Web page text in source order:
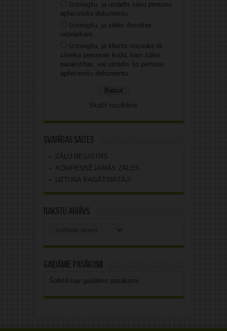
Izsniegšu, ja uzrādīs savu personu
apliecinošu dokumentu.
Izsniegšu, ja zāles domātas
radiniekam.
Izsniegšu, ja klients nosauks tā
cilvēka personas kodu, kam zāles
parakstītas, vai uzrādīs šo personu
apliecinošu dokumentu.
Skatīt rezultātus
Svarīgas saites
ZĀĻU REĢISTRS
KOMPENSĒJAMĀS ZĀLES
UZTURA BAGĀTINĀTĀJI
Rakstu arhīvs
Gaidāmie pasākumi
Šobrīd nav gaidāmo pasākumi.